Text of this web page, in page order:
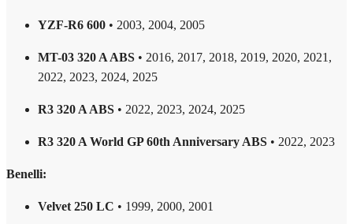
YZF-R6 600 • 2003, 2004, 2005
MT-03 320 A ABS • 2016, 2017, 2018, 2019, 2020, 2021,
2022, 2023, 2024, 2025
R3 320 A ABS • 2022, 2023, 2024, 2025
R3 320 A World GP 60th Anniversary ABS • 2022, 2023
Benelli:
Velvet 250 LC • 1999, 2000, 2001